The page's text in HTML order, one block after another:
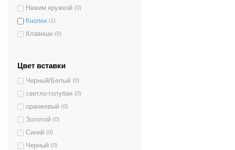
Нажим кружкой (0)
Кнопки (1)
Клавиши (0)
Цвет вставки
Черный/Белый (0)
светло-голубая (0)
оранжевый (0)
Золотой (0)
Синий (0)
Черный (0)